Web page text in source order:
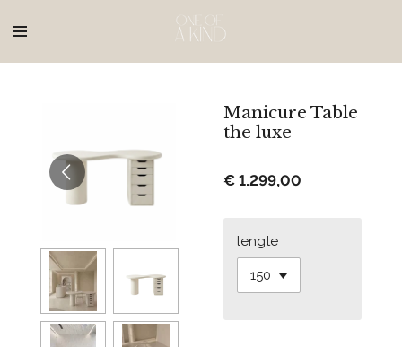
direct
Manicure Table
the luxe
€ 1.299,00
lengte